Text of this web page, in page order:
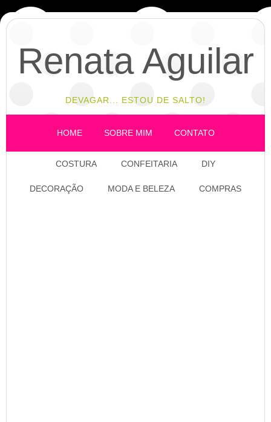
Renata Aguilar
DEVAGAR... ESTOU DE SALTO!
HOME SOBRE MIM CONTATO
COSTURA CONFEITARIA DIY
DECORAÇÃO MODA E BELEZA COMPRAS